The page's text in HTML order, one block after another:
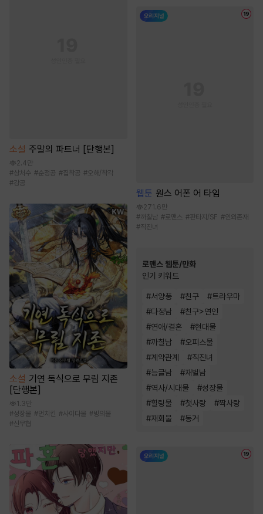
소설 주말의 파트너 [단행본]
2.4만
#상처수 #순정공 #집착공 #오해/착각
#강공
소설 기연 독식으로 무림 지존
[단행본]
1.3만
#성장물 #먼치킨 #사이다물 #빙의물
#신무협
웹툰 원스 어폰 어 타임
271.6만
#까칠남 #로맨스 #판타지/SF #인외존재
#직진녀
로맨스 웹툰/만화
인기 키워드
#서양풍 #친구 #트라우마
#다정남 #친구>연인
#연애/결혼 #현대물
#까칠남 #오피스물
#계약관계 #직진녀
#능글남 #재벌남
#역사/시대물 #성장물
#힐링물 #첫사랑 #짝사랑
#재회물 #동거